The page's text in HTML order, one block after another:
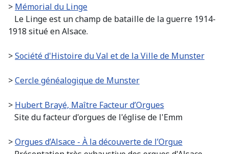
> Mémorial du Linge
Le Linge est un champ de bataille de la guerre 1914-
1918 situé en Alsace.
>Société d'Histoire du Val et de la Ville de Munster
>Cercle généalogique de Munster
> Hubert Brayé, Maître Facteur d’Orgues
Site du facteur d'orgues de l'église de l'Emm
>Orgues d’Alsace - À la découverte de l’Orgue